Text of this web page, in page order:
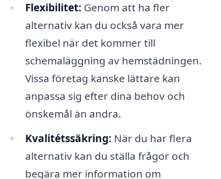
Flexibilitet: Genom att ha fler
alternativ kan du också vara mer
flexibel när det kommer till
schemaläggning av hemstädningen.
Vissa företag kanske lättare kan
anpassa sig efter dina behov och
önskemål än andra.
Kvalitétssäkring: När du har flera
alternativ kan du ställa frågor och
begära mer information om